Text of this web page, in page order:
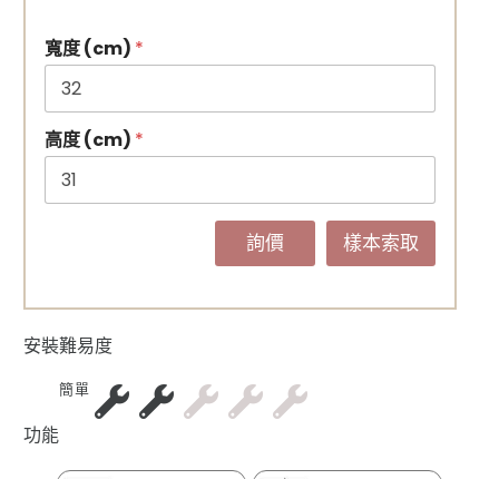
寬度 (cm) *
高度 (cm) *
詢價 樣本索取
安裝難易度
簡單
功能